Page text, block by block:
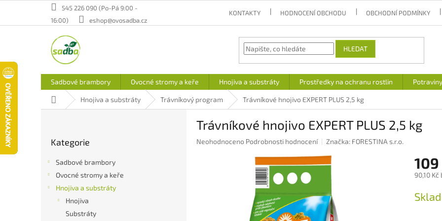
545 226 090 (Po-Pá 9:00 -
16:00)
eshop@ovosadba.cz
KONTAKTY HODNOCENÍ OBCHODU OBCHODNÍ PODMÍNKY
HLEDAT
Sadbové brambory Ovocné stromy a keře Hnojiva a substráty Prostředky na ochranu rostlin Potraviny
Domů Hnojiva a substráty Trávníkový program Trávníkové hnojivo EXPERT PLUS 2,5 kg
kategorie
Kategorie
Sadbové brambory
Ovocné stromy a keře
Hnojiva a substráty
Hnojiva
Substráty
Trávníkové hnojivo EXPERT PLUS 2,5 kg
Průměrné
Neohodnoceno Podrobnosti hodnocení Značka: FORESTINA s.r.o.
109
90,10 Kč
cena: